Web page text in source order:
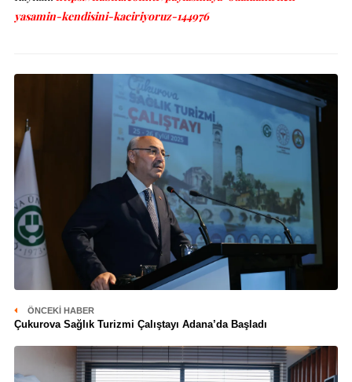
yasamin-kendisini-kaciriyoruz-144976
ÖNCEKI HABER
Çukurova Sağlık Turizmi Çalıştayı Adana’da Başladı